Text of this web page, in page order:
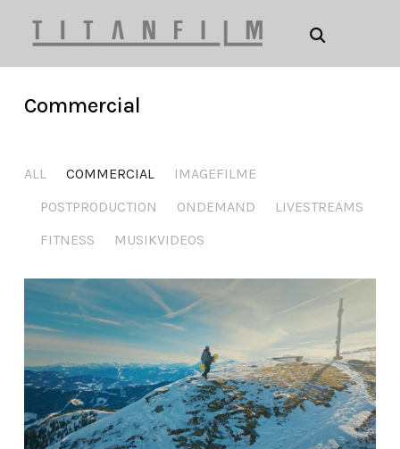
Commercial
ALL COMMERCIAL
IMAGEFILME
POSTPRODUCTION
ONDEMAND
LIVESTREAMS
FITNESS
MUSIKVIDEOS